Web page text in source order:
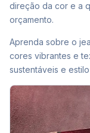
direção da cor e a
orçamento.
Aprenda sobre o
cores vibrantes e
sustentáveis e